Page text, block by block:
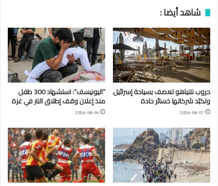
شاهد أيضا :
حروب نتنياهو تعصف بسياحة إسرائيل
وتكبّد شركاتها خسائر حادة
2026-08-07
“اليونيسف”: استشهاد 300 طفل
منذ إعلان وقف إطلاق النار في غزة
2026-08-06